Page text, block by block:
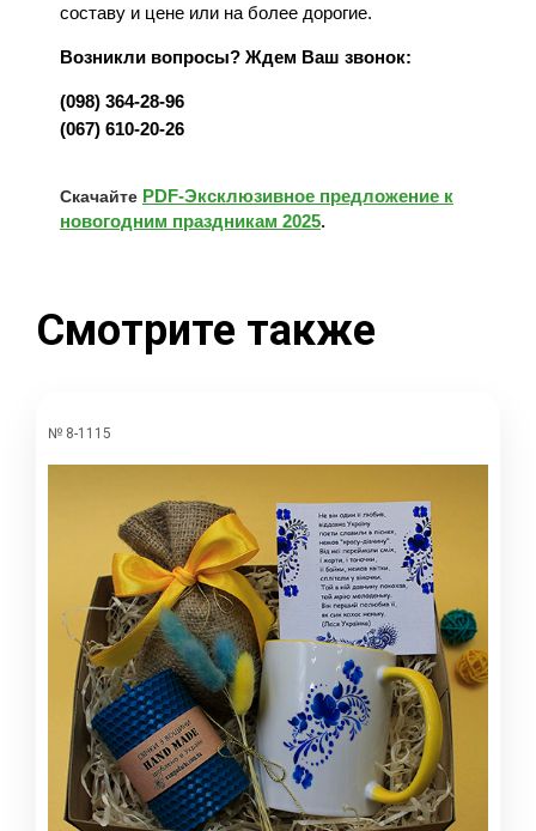
составу и цене или на более дорогие.
Возникли вопросы? Ждем Ваш звонок:
(098) 364-28-96
(067) 610-20-26
Скачайте PDF-Эксклюзивное предложение к
новогодним праздникам 2025.
Смотрите также
№ 8-1115